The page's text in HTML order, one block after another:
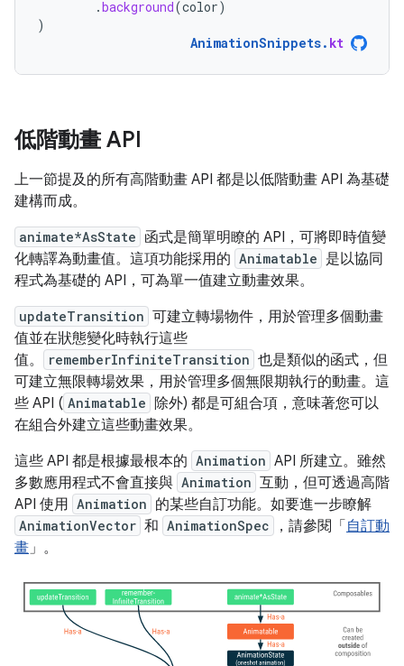
.background(color)
)
AnimationSnippets. kt
低階動畫 API
上一節提及的所有高階動畫 API 都是以低階動畫 API 為基礎
建構而成。
animate*AsState 函式是簡單明瞭的 API，可將即時值變
化轉譯為動畫值。這項功能採用的 Animatable 是以協同
程式為基礎的 API，可為單一值建立動畫效果。
updateTransition 可建立轉場物件，用於管理多個動畫
值並在狀態變化時執行這些
值。
rememberInfiniteTransition 也是類似的函式，但
可建立無限轉場效果，用於管理多個無限期執行的動畫。這
些 API ( Animatable
除外) 都是可組合項，意味著您可以
在組合外建立這些動畫效果。
這些 API 都是根據最根本的 Animation API 所建立。雖然
多數應用程式不會直接與 Animation 互動，但可透過高階
API 使用 Animation 的某些自訂功能。如要進一步瞭解
AnimationVector 和 AnimationSpec ，請參閱「 自訂動
畫」。